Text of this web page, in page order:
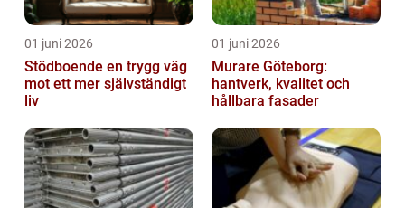
01 juni 2026
Stödboende en trygg väg
mot ett mer självständigt
liv
01 juni 2026
Murare Göteborg:
hantverk, kvalitet och
hållbara fasader